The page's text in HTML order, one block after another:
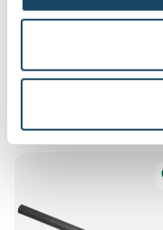
Träduppbindare
Nelson Garden
Välj butik